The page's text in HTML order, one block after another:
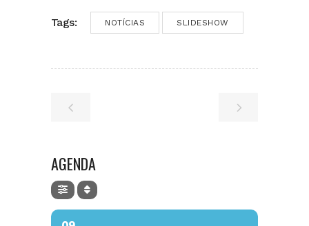
Tags: NOTÍCIAS SLIDESHOW
AGENDA